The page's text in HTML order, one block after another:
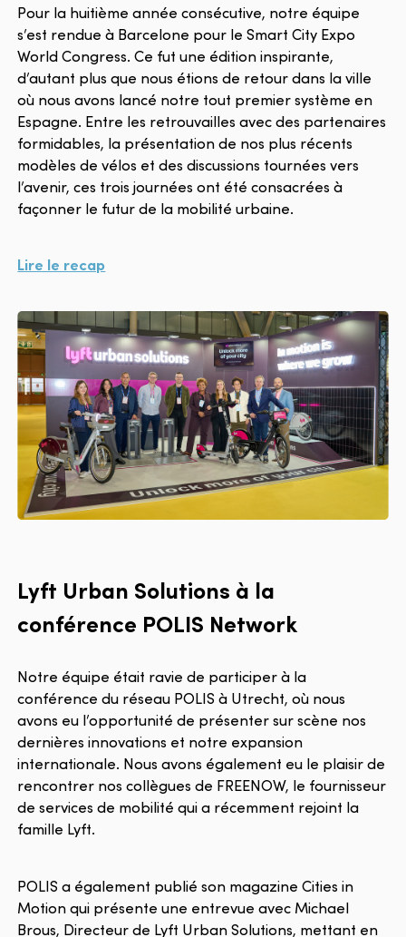
Pour la huitième année consécutive, notre équipe
s’est rendue à Barcelone pour le Smart City Expo
World Congress. Ce fut une édition inspirante,
d’autant plus que nous étions de retour dans la ville
où nous avons lancé notre tout premier système en
Espagne. Entre les retrouvailles avec des partenaires
formidables, la présentation de nos plus récents
modèles de vélos et des discussions tournées vers
l’avenir, ces trois journées ont été consacrées à
façonner le futur de la mobilité urbaine.
Lire le recap
Lyft Urban Solutions à la
conférence POLIS Network
Notre équipe était ravie de participer à la
conférence du réseau POLIS à Utrecht, où nous
avons eu l’opportunité de présenter sur scène nos
dernières innovations et notre expansion
internationale. Nous avons également eu le plaisir de
rencontrer nos collègues de FREENOW, le fournisseur
de services de mobilité qui a récemment rejoint la
famille Lyft.
POLIS a également publié son magazine Cities in
Motion qui présente une entrevue avec Michael
Brous, Directeur de Lyft Urban Solutions, mettant en